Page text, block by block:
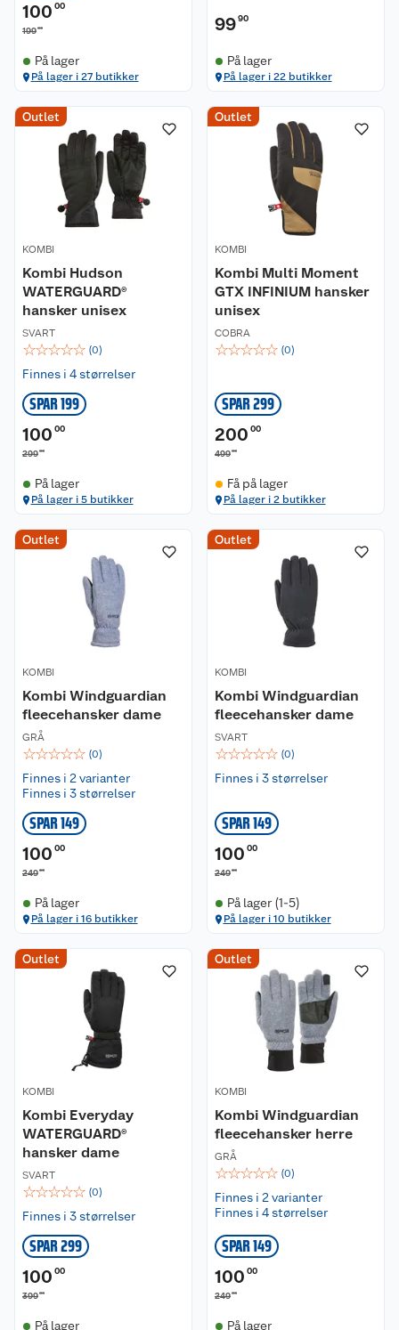
100 00
19900
På lager
På lager i 27 butikker
9990
På lager
På lager i 22 butikker
Outlet
KOMBI
Kombi Hudson
WATERGUARD®
hansker unisex
SVART
☆☆☆☆☆ (0)
Finnes i 4 størrelser
SPAR 199
100 00
29900
På lager
På lager i 5 butikker
Outlet
KOMBI
Kombi Multi Moment
GTX INFINIUM hansker
unisex
COBRA
☆☆☆☆☆ (0)
SPAR 299
200 00
49900
Få på lager
På lager i 2 butikker
Outlet
KOMBI
Kombi Windguardian
fleecehansker dame
GRÅ
☆☆☆☆☆ (0)
Finnes i 2 varianter
Finnes i 3 størrelser
SPAR 149
100 00
24900
På lager
På lager i 16 butikker
Outlet
KOMBI
Kombi Windguardian
fleecehansker dame
SVART
☆☆☆☆☆ (0)
Finnes i 3 størrelser
SPAR 149
100 00
24900
På lager (1-5)
På lager i 10 butikker
Outlet
KOMBI
Kombi Everyday
WATERGUARD®
hansker dame
SVART
☆☆☆☆☆ (0)
Finnes i 3 størrelser
SPAR 299
100 00
39900
På lager
Outlet
KOMBI
Kombi Windguardian
fleecehansker herre
GRÅ
☆☆☆☆☆ (0)
Finnes i 2 varianter
Finnes i 4 størrelser
SPAR 149
100 00
24900
På lager